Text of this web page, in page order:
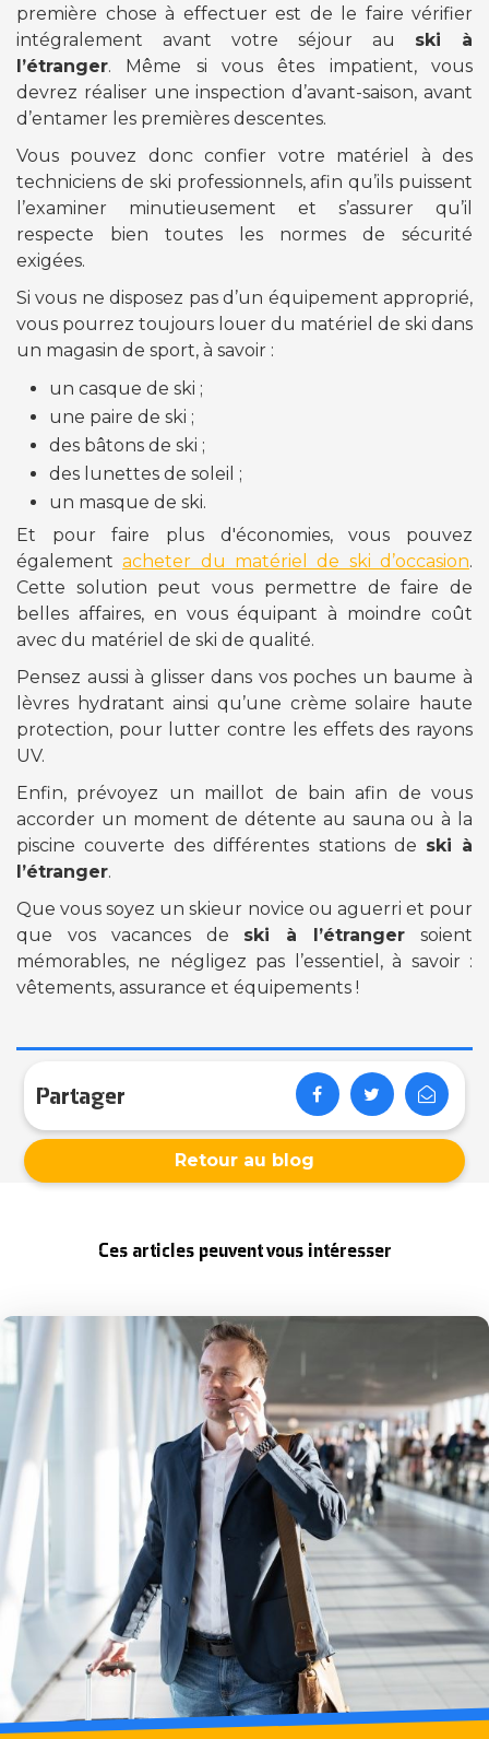
première chose à effectuer est de le faire vérifier
intégralement avant votre séjour au ski à
l’étranger. Même si vous êtes impatient, vous
devrez réaliser une inspection d’avant-saison, avant
d’entamer les premières descentes.
Vous pouvez donc confier votre matériel à des
techniciens de ski professionnels, afin qu’ils puissent
l’examiner minutieusement et s’assurer qu’il
respecte bien toutes les normes de sécurité
exigées.
Si vous ne disposez pas d’un équipement approprié,
vous pourrez toujours louer du matériel de ski dans
un magasin de sport, à savoir :
un casque de ski ;
une paire de ski ;
des bâtons de ski ;
des lunettes de soleil ;
un masque de ski.
Et pour faire plus d'économies, vous pouvez
égalementacheter du matériel de ski d’occasion.
Cette solution peut vous permettre de faire de
belles affaires, en vous équipant à moindre coût
avec du matériel de ski de qualité.
Pensez aussi à glisser dans vos poches un baume à
lèvres hydratant ainsi qu’une crème solaire haute
protection, pour lutter contre les effets des rayons
UV.
Enfin, prévoyez un maillot de bain afin de vous
accorder un moment de détente au sauna ou à la
piscine couverte des différentes stations de ski à
l’étranger.
Que vous soyez un skieur novice ou aguerri et pour
que vos vacances de ski à l’étranger soient
mémorables, ne négligez pas l’essentiel, à savoir :
vêtements, assurance et équipements !
Partager
Retour au blog
Ces articles peuvent vous intéresser